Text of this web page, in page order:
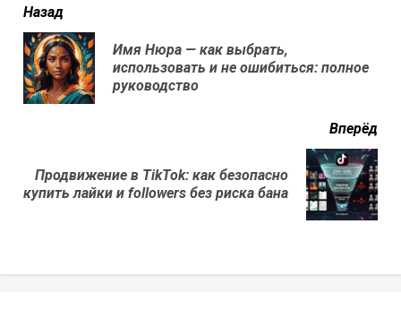
читать
еще
Назад
Имя Нюра — как выбрать,
использовать и не ошибиться: полное
руководство
Вперёд
Next
post:
Продвижение в TikTok: как безопасно
купить лайки и followers без риска бана